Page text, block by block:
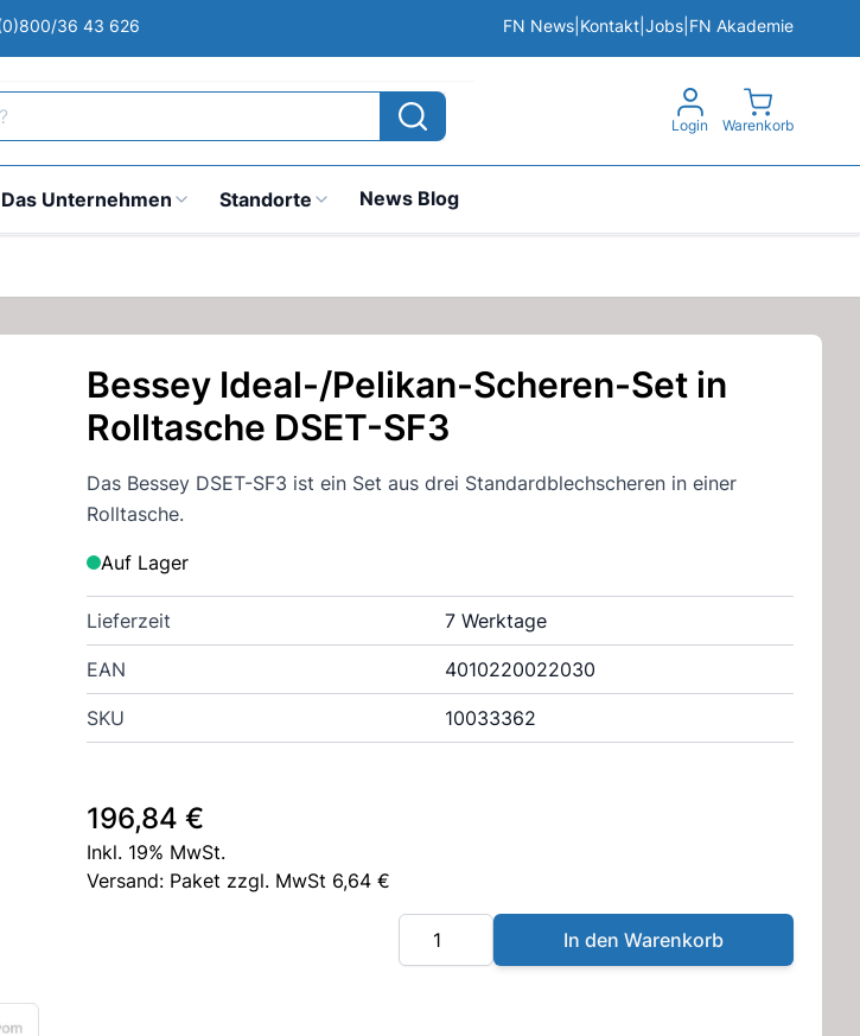
36 43 626 FN News Kontakt Jobs FN Akademie
Login
View cart,
Warenkorb
Das Unternehmen Standorte News Blog
Bessey Ideal-/Pelikan-Scheren-Set in
Rolltasche DSET-SF3
Das Bessey DSET-SF3 ist ein Set aus drei Standardblechscheren in einer
Rolltasche.
Auf Lager
Lieferzeit 7 Werktage
EAN 4010220022030
SKU 10033362
196,84 €
Inkl. 19% MwSt.
Versand: Paket zzgl. MwSt 6,64 €
Menge
In den Warenkorb